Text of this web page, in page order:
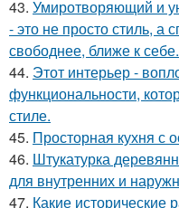
43. Умиротворяющий и
- это не просто стиль, а
свободнее, ближе к себе.
44. Этот интерьер -
функциональности,
стиле.
45. Просторная кухня с
46. Штукатурка
для внутренних и
47. Какие исторические